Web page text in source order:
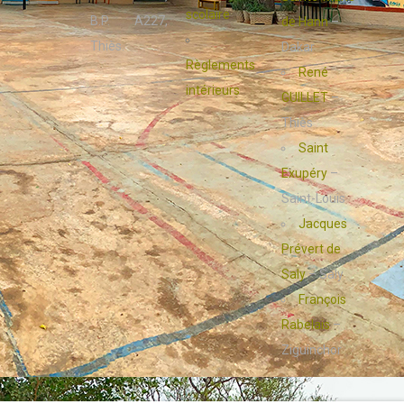
B.P. A227,
Thiès.
scolaire
Règlements
intérieurs
de Hann–
Dakar
René
GUILLET–
Thiès
Saint
Exupéry –
Saint-Louis
Jacques
Prévert de
Saly– Saly
François
Rabelais–
Ziguinchor